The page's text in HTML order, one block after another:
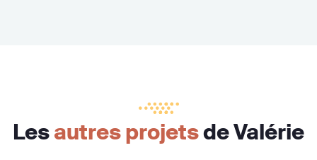
Lesautres projetsde Valérie